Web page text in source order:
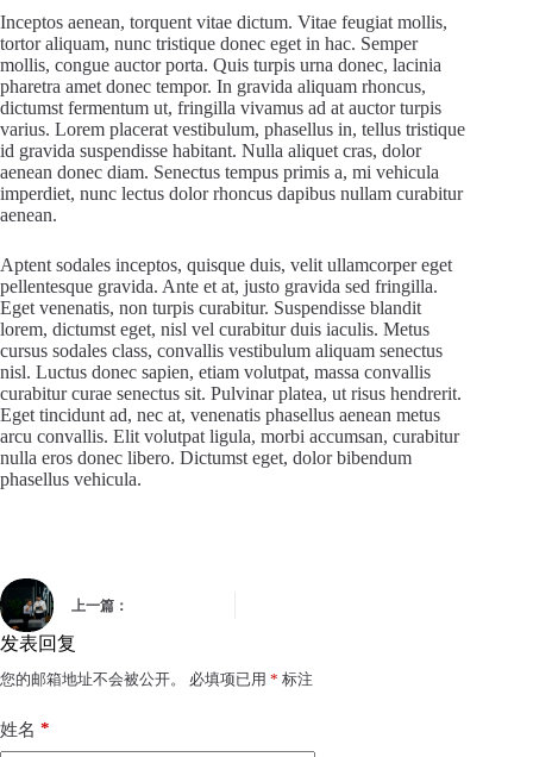
Inceptos aenean, torquent vitae dictum. Vitae feugiat mollis,
tortor aliquam, nunc tristique donec eget in hac. Semper
mollis, congue auctor porta. Quis turpis urna donec, lacinia
pharetra amet donec tempor. In gravida aliquam rhoncus,
dictumst fermentum ut, fringilla vivamus ad at auctor turpis
varius. Lorem placerat vestibulum, phasellus in, tellus tristique
id gravida suspendisse habitant. Nulla aliquet cras, dolor
aenean donec diam. Senectus tempus primis a, mi vehicula
imperdiet, nunc lectus dolor rhoncus dapibus nullam curabitur
aenean.
Aptent sodales inceptos, quisque duis, velit ullamcorper eget
pellentesque gravida. Ante et at, justo gravida sed fringilla.
Eget venenatis, non turpis curabitur. Suspendisse blandit
lorem, dictumst eget, nisl vel curabitur duis iaculis. Metus
cursus sodales class, convallis vestibulum aliquam senectus
nisl. Luctus donec sapien, etiam volutpat, massa convallis
curabitur curae senectus sit. Pulvinar platea, ut risus hendrerit.
Eget tincidunt ad, nec at, venenatis phasellus aenean metus
arcu convallis. Elit volutpat ligula, morbi accumsan, curabitur
nulla eros donec libero. Dictumst eget, dolor bibendum
phasellus vehicula.
上一篇：
发表回复
您的邮箱地址不会被公开。 必填项已用 * 标注
姓名 *